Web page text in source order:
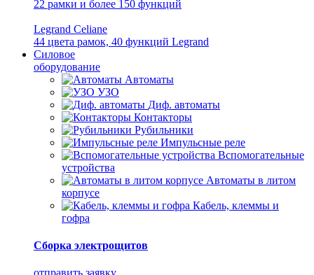
22 рамки и более 150 функций
Legrand Celiane
44 цвета рамок, 40 функций Legrand
Силовое
оборудование
Автоматы
УЗО
Диф. автоматы
Контакторы
Рубильники
Импульсные реле
Вспомогательные
устройства
Автоматы в литом
корпусе
Кабель, клеммы и
гофра
Сборка электрощитов
отправить заявку